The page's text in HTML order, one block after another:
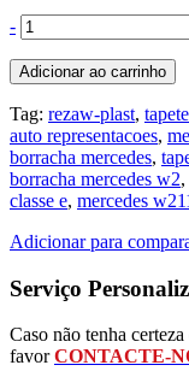
-
Adicionar ao carrinho
Tag: rezaw-plast,
auto representacoes,
borracha mercedes,
borracha mercedes w2,
classe e, mercedes
Adicionar para
Serviço
Caso não tenha
favorCONTACTE-